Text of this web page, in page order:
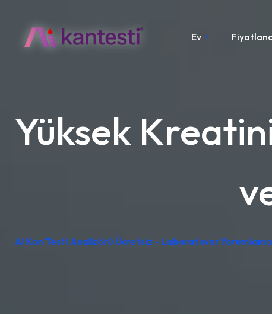
Ev
Yüksek
AI Kan Testi Analizörü Ücretsiz – Laboratuvar